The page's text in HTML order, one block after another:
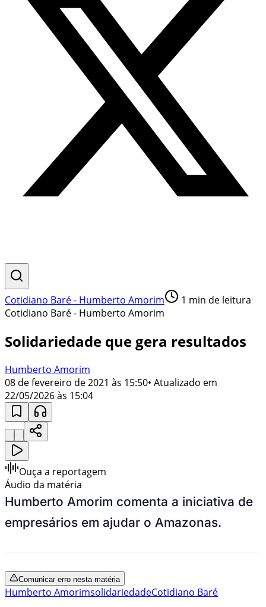
Cotidiano Baré - Humberto Amorim 1 min de leitura
Cotidiano Baré - Humberto Amorim
Solidariedade que gera resultados
Humberto Amorim
08 de fevereiro de 2021 às 15:50• Atualizado em
22/05/2026 às 15:04
Ouça a reportagem
Áudio da matéria
Humberto Amorim comenta a iniciativa de
empresários em ajudar o Amazonas.
Comunicar erro nesta matéria
Humberto AmorimsolidariedadeCotidiano Baré